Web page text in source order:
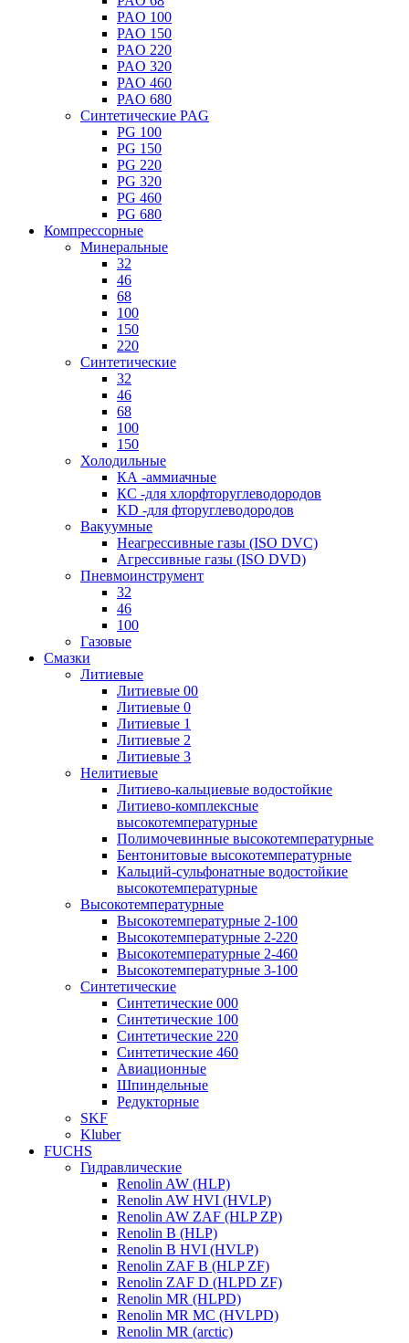
PAO 100
PAO 150
PAO 220
PAO 320
PAO 460
PAO 680
Синтетические PAG
PG 100
PG 150
PG 220
PG 320
PG 460
PG 680
Компрессорные
Минеральные
32
46
68
100
150
220
Синтетические
32
46
68
100
150
Холодильные
КА -аммиачные
КС -для хлорфторуглеводородов
KD -для фторуглеводородов
Вакуумные
Неагрессивные газы (ISO DVC)
Агрессивные газы (ISO DVD)
Пневмоинструмент
32
46
100
Газовые
Смазки
Литиевые
Литиевые 00
Литиевые 0
Литиевые 1
Литиевые 2
Литиевые 3
Нелитиевые
Литиево-кальциевые водостойкие
Литиево-комплексные
высокотемпературные
Полимочевинные высокотемпературные
Бентонитовые высокотемпературные
Кальций-сульфонатные водостойкие
высокотемпературные
Высокотемпературные
Высокотемпературные 2-100
Высокотемпературные 2-220
Высокотемпературные 2-460
Высокотемпературные 3-100
Синтетические
Синтетические 000
Синтетические 100
Синтетические 220
Синтетические 460
Авиационные
Шпиндельные
Редукторные
SKF
Kluber
FUCHS
Гидравлические
Renolin AW (HLP)
Renolin AW HVI (HVLP)
Renolin AW ZAF (HLP ZP)
Renolin B (HLP)
Renolin B HVI (HVLP)
Renolin ZAF B (HLP ZF)
Renolin ZAF D (HLPD ZF)
Renolin MR (HLPD)
Renolin MR MC (HVLPD)
Renolin MR (arctic)